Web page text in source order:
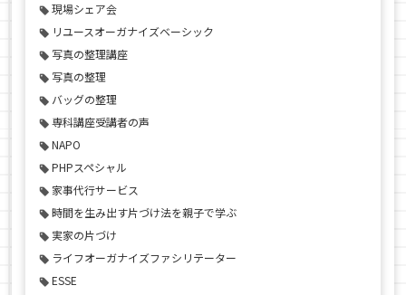
現場シェア会
リユースオーガナイズベーシック
写真の整理講座
写真の整理
バッグの整理
専科講座受講者の声
NAPO
PHPスペシャル
家事代行サービス
時間を生み出す片づけ法を親子で学ぶ
実家の片づけ
ライフオーガナイズファシリテーター
ESSE